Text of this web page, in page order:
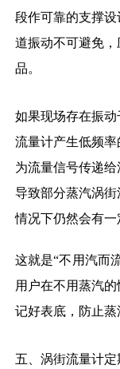
段作可靠的支撑
道振动不可避免
品。
如果现场存在振
流量计产生低频
为流量信号传递给
导致部分蒸汽涡
情况下仍然会有一
这就是“不用汽而
用户在不用蒸汽
记好表底，防止蒸
五、涡街流量计定